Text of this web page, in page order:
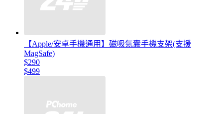
【Apple/安卓手機通用】磁吸氣囊手機支架(支援
MagSafe)
$290
$499